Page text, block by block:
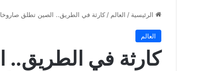
الرئيسية / العالم / كارثة في الطريق.. الصين تطلق صاروخا للفضاء يزن
العالم
كارثة في